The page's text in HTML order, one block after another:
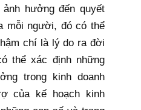
hưởng đến quyết
mỗi người, đó có thể
chí là lý do ra đời
thể xác định những
trong kinh doanh
của kế hoạch kinh